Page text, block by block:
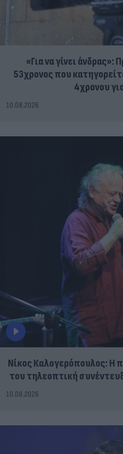
«Για να γίνει
53χρονος που
4χρονου
10.08.2026
Νίκος Καλογερόπουλος: Η
του τηλεοπτική
10.08.2026